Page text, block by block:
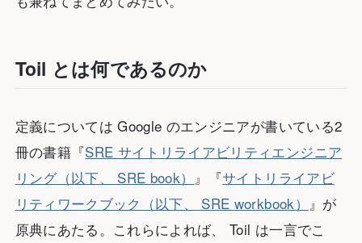
Toil とは何であるのか
定義については Google のエンジニアが書いている2
冊の書籍『SRE サイトリライアビリティエンジニア
リング（以下、 SRE book） 』『サイトリライアビ
リティワークブック（以下、 SRE workbook） 』が
原典にあたる。これらによれば、 Toil は一言でこ